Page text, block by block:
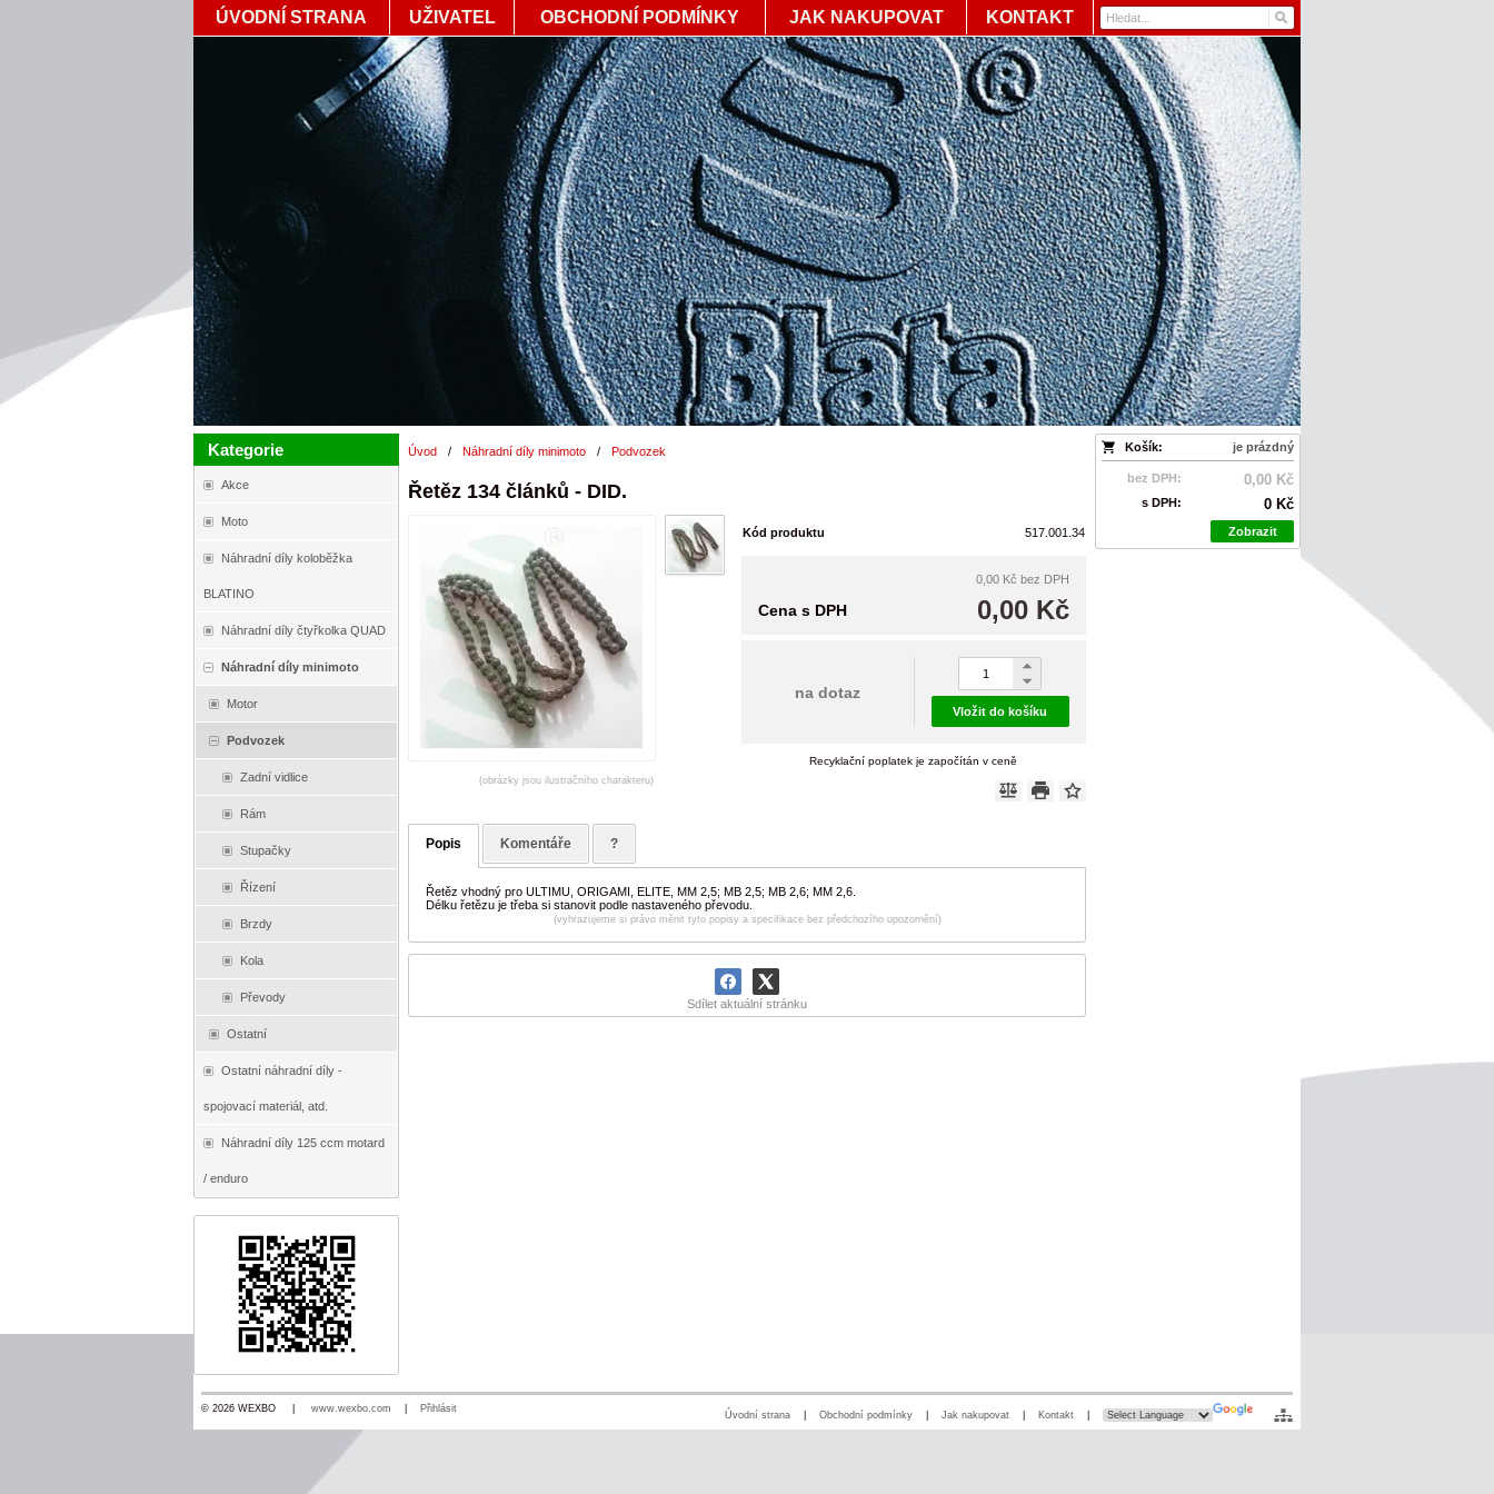
ÚVODNÍ STRANA UŽIVATEL OBCHODNÍ PODMÍNKY JAK NAKUPOVAT KONTAKT
Kategorie
Akce
Moto
Náhradní díly koloběžka
BLATINO
Náhradní díly čtyřkolka QUAD
Náhradní díly minimoto
Motor
Podvozek
Zadní vidlice
Rám
Stupačky
Řízení
Brzdy
Kola
Převody
Ostatní
Ostatní náhradní díly -
spojovací materiál, atd.
Náhradní díly 125 ccm motard
/ enduro
Košík: je prázdný
bez DPH: 0,00 Kč
s DPH: 0 Kč
Zobrazit
Úvod / Náhradní díly minimoto / Podvozek
Řetěz 134 článků - DID.
(obrázky jsou ilustračního charakteru)
Kód produktu 517.001.34
0,00 Kč bez DPH
0,00 Kč
Cena s DPH
na dotaz
Vložit do košíku
Recyklační poplatek je započítán v ceně
Popis Komentáře ?
Řetěz vhodný pro ULTIMU, ORIGAMI, ELITE, MM 2,5; MB 2,5; MB 2,6; MM 2,6.
Délku řetězu je třeba si stanovit podle nastaveného převodu.
(vyhrazujeme si právo měnit tyto popisy a specifikace bez předchozího upozornění)
Sdílet aktuální stránku
© 2026 WEXBO | www.wexbo.com Přihlásit
Úvodní strana Obchodní podmínky Jak nakupovat Kontakt